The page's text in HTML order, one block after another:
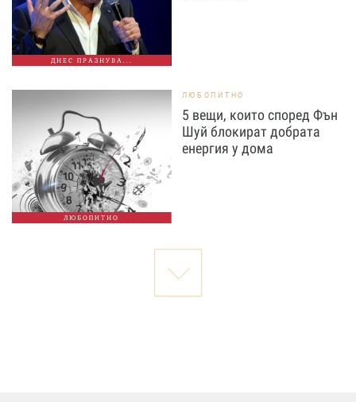
ДНЕС ПРАЗНУВА...
ЛЮБОПИТНО
ЛЮБОПИТНО
5 вещи, които според Фън
Шуй блокират добрата
енергия у дома